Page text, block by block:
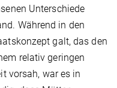
Unterschiede
Während in den
galt, das den
relativ geringen
vorsah, war es in